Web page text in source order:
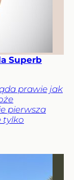
Superb
prawie jak
pierwsza
tylko